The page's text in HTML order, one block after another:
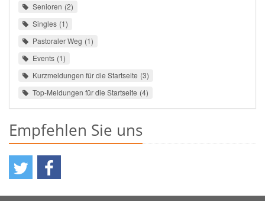
Senioren 2
Singles 1
Pastoraler Weg 1
Events 1
Kurzmeldungen für die Startseite 3
Top-Meldungen für die Startseite 4
Empfehlen Sie uns